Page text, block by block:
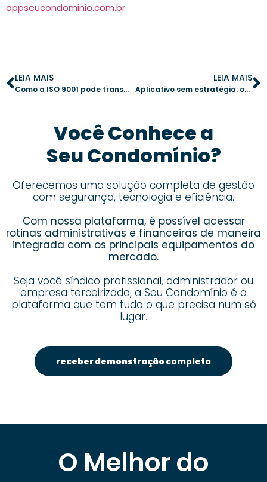
appseucondominio.com.br
LEIA MAIS
Como a ISO 9001 pode transformar a administração do seu condomínio
LEIA MAIS
Aplicativo sem estratégia: os maiores erros na gestão digital condominial
Você Conhece a
Seu Condomínio?
Oferecemos uma solução completa de gestão
com segurança, tecnologia e eficiência.
Com nossa plataforma, é possível acessar
rotinas administrativas e financeiras de maneira
integrada com os principais equipamentos do
mercado.
Seja você síndico profissional, administrador ou
empresa terceirizada, a Seu Condomínio é a
plataforma que tem tudo o que precisa num só
lugar.
receber demonstração completa
O Melhor do